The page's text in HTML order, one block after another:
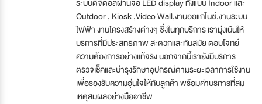
Outdoor , Kiosk ,Video Wall,งานออแกไนซ์,งานระบบ
ไฟฟ้า งานโครงสร้างต่างๆ ซึ่งในทุกบริการ เรามุ่งเน้นให้
บริการที่มีประสิทธิภาพ สะดวกและทันสมัย ตอบโจทย์
ความต้องการอย่างแท้จริง นอกจากนี้เรายังมีบริการ
ตรวจเช็คและบำรุงรักษาอุปกรณ์ตามระยะเวลาการใช้งาน
เพื่อรองรับความอุ่นใจให้กับลูกค้า พร้อมค่าบริการที่สม
เหตุสมผลอย่างมืออาชีพ